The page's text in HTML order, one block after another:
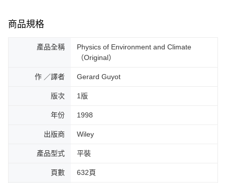
商品規格
產品全稱
Physics of Environment and Climate
（Original）
作 ／譯者 Gerard Guyot
版次 1版
年份 1998
出版商 Wiley
產品型式 平裝
頁數 632頁